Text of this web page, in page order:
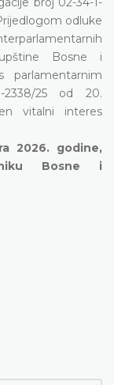
odluke
Bosne i
parlamentarnim
2338/25 od 20.
vitalni interes
2026. godine,
Bosne i